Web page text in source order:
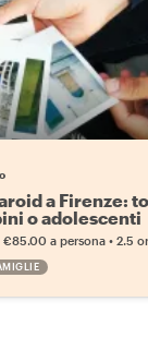
a Firenze:
o adolescenti
€85.00 a persona • 2.5